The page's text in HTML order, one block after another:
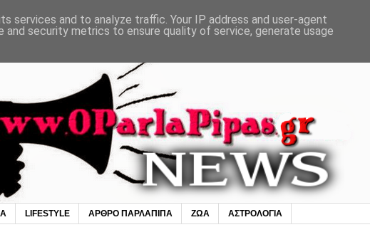
LIFESTYLE ΑΡΘΡΟ ΠΑΡΛΑΠΙΠΑ ΖΩΑ ΑΣΤΡΟΛΟΓΙΑ
services and to analyze traffic. Your IP address and user-agent
and security metrics to ensure quality of service, generate usage